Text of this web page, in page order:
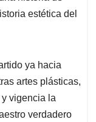
estética del
ya hacia
artes plásticas,
vigencia la
verdadero